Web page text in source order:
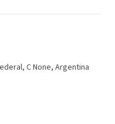
C None, Argentina